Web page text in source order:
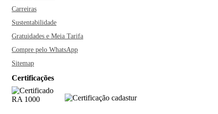
Carreiras
Sustentabilidade
Gratuidades e Meia Tarifa
Compre pelo WhatsApp
Sitemap
Certificações